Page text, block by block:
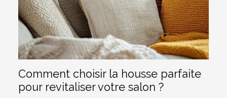
Comment choisir la housse parfaite
pour revitaliser votre salon ?